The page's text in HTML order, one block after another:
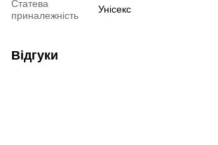
Статева
приналежність
Унісекс
Відгуки